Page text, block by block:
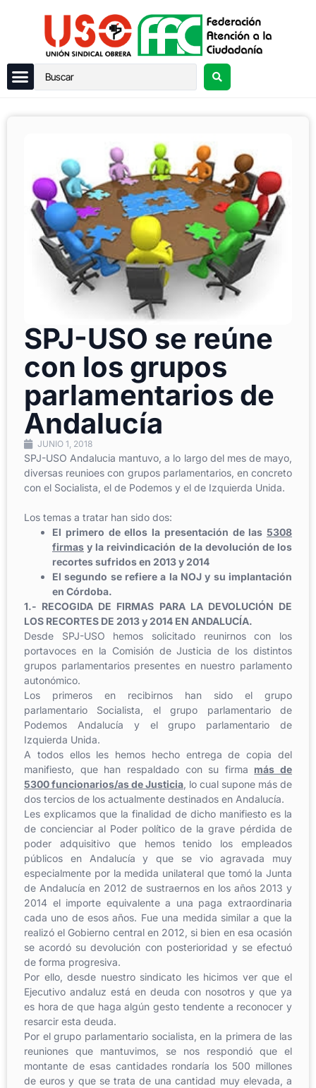
SPJ-USO se reúne
con los grupos
parlamentarios de
Andalucía
JUNIO 1, 2018
SPJ-USO Andalucia mantuvo, a lo largo del mes de mayo,
diversas reunioes con grupos parlamentarios, en concreto
con el Socialista, el de Podemos y el de Izquierda Unida.
Los temas a tratar han sido dos:
El primero de ellos la presentación de las 5308
firmas y la reivindicación de la devolución de los
recortes sufridos en 2013 y 2014
El segundo se refiere a la NOJ y su implantación
en Córdoba.
1.- RECOGIDA DE FIRMAS PARA LA DEVOLUCIÓN DE
LOS RECORTES DE 2013 y 2014 EN ANDALUCÍA.
Desde SPJ-USO hemos solicitado reunirnos con los
portavoces en la Comisión de Justicia de los distintos
grupos parlamentarios presentes en nuestro parlamento
autonómico.
Los primeros en recibirnos han sido el grupo
parlamentario Socialista, el grupo parlamentario de
Podemos Andalucía y el grupo parlamentario de
Izquierda Unida.
A todos ellos les hemos hecho entrega de copia del
manifiesto, que han respaldado con su firma más de
5300 funcionarios/as de Justicia, lo cual supone más de
dos tercios de los actualmente destinados en Andalucía.
Les explicamos que la finalidad de dicho manifiesto es la
de concienciar al Poder político de la grave pérdida de
poder adquisitivo que hemos tenido los empleados
públicos en Andalucía y que se vio agravada muy
especialmente por la medida unilateral que tomó la Junta
de Andalucía en 2012 de sustraernos en los años 2013 y
2014 el importe equivalente a una paga extraordinaria
cada uno de esos años. Fue una medida similar a que la
realizó el Gobierno central en 2012, si bien en esa ocasión
se acordó su devolución con posterioridad y se efectuó
de forma progresiva.
Por ello, desde nuestro sindicato les hicimos ver que el
Ejecutivo andaluz está en deuda con nosotros y que ya
es hora de que haga algún gesto tendente a reconocer y
resarcir esta deuda.
Por el grupo parlamentario socialista, en la primera de las
reuniones que mantuvimos, se nos respondió que el
montante de esas cantidades rondaría los 500 millones
de euros y que se trata de una cantidad muy elevada, a